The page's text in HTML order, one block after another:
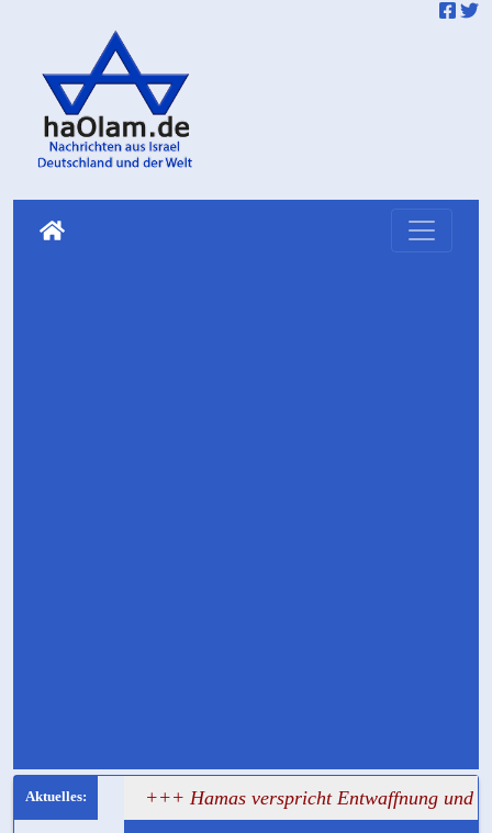
+++ Hamas verspricht Entwaffnung und ruft